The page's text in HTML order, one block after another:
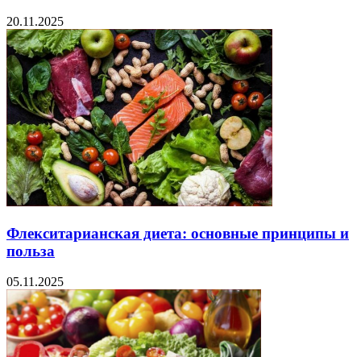
20.11.2025
Флекситарианская диета: основные принципы и
польза
05.11.2025